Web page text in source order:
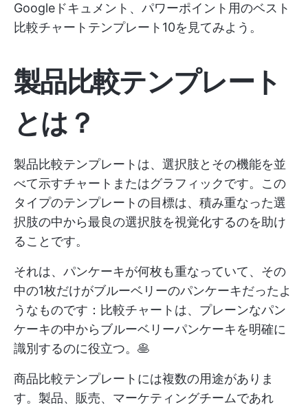
Googleドキュメント、パワーポイント用のベスト
比較チャートテンプレート10を見てみよう。
製品比較テンプレート
とは？
製品比較テンプレートは、選択肢とその機能を並
べて示すチャートまたはグラフィックです。この
タイプのテンプレートの目標は、積み重なった選
択肢の中から最良の選択肢を視覚化するのを助け
ることです。
それは、パンケーキが何枚も重なっていて、その
中の1枚だけがブルーベリーのパンケーキだったよ
うなものです：比較チャートは、プレーンなパン
ケーキの中からブルーベリーパンケーキを明確に
識別するのに役立つ。🥞
商品比較テンプレートには複数の用途がありま
す。製品、販売、マーケティングチームであれ